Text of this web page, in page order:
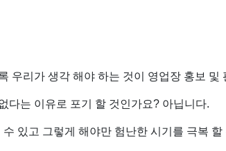
우리가 생각 해야 하는 것이 영업장 홍보 및
다는 이유로 포기 할 것인가요? 아닙니다.
있고 그렇게 해야만 험난한 시기를 극복 할